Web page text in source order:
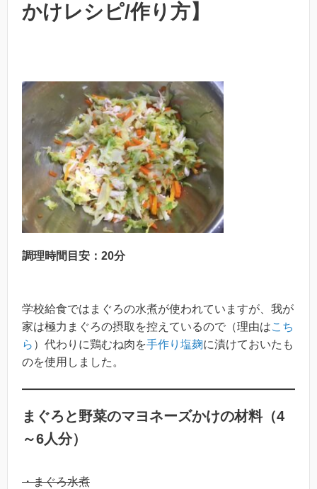
かけレシピ/作り方】
調理時間目安：20分
学校給食ではまぐろの水煮が使われていますが、我が
家は極力まぐろの摂取を控えているので（理由はこち
ら ）代わりに鶏むね肉を手作り塩麹に漬けておいたも
のを使用しました。
まぐろと野菜のマヨネーズかけの材料（4
～6人分）
・まぐろ水煮